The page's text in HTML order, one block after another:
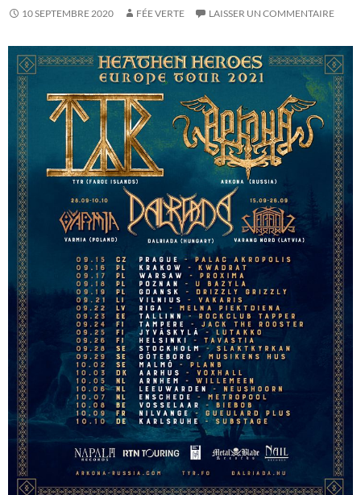
10 SEPTEMBRE 2020 FÉE VERTE LAISSER UN COMMENTAIRE